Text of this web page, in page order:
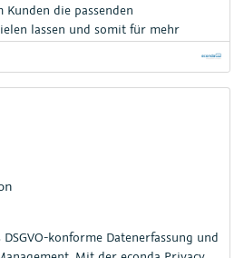
Kunden die passenden
lassen und somit für mehr
konforme Datenerfassung und